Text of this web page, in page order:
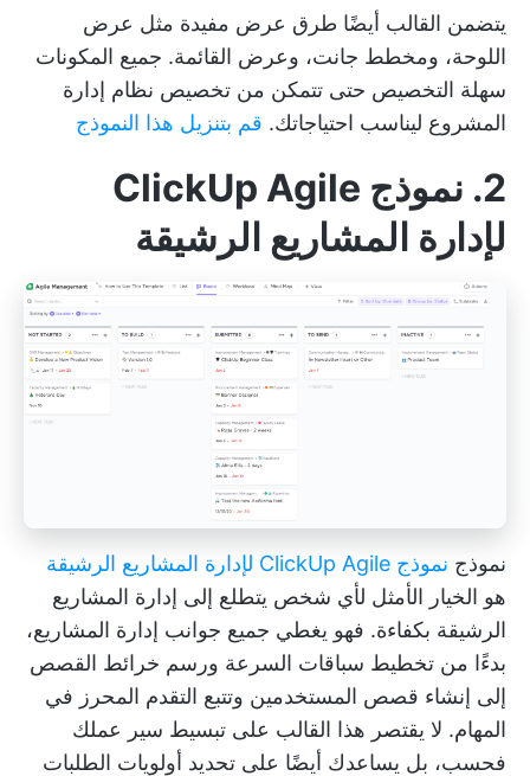
يتضمن القالب أيضًا طرق عرض مفيدة مثل عرض
اللوحة، ومخطط جانت، وعرض القائمة. جميع المكونات
سهلة التخصيص حتى تتمكن من تخصيص نظام إدارة
المشروع ليناسب احتياجاتك. قم بتنزيل هذا النموذج
2. نموذج ClickUp Agile
لإدارة المشاريع الرشيقة
نموذج نموذج ClickUp Agile لإدارة المشاريع الرشيقة
هو الخيار الأمثل لأي شخص يتطلع إلى إدارة المشاريع
الرشيقة بكفاءة. فهو يغطي جميع جوانب إدارة المشاريع،
بدءًا من تخطيط سباقات السرعة ورسم خرائط القصص
إلى إنشاء قصص المستخدمين وتتبع التقدم المحرز في
المهام. لا يقتصر هذا القالب على تبسيط سير عملك
فحسب، بل يساعدك أيضًا على تحديد أولويات الطلبات